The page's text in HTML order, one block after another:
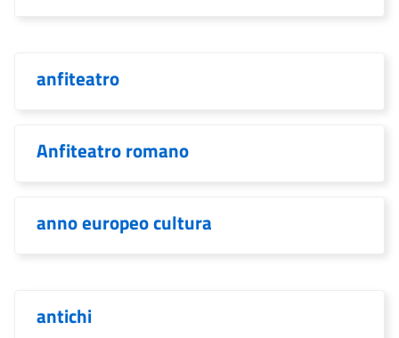
anfiteatro
Anfiteatro romano
anno europeo cultura
antichi